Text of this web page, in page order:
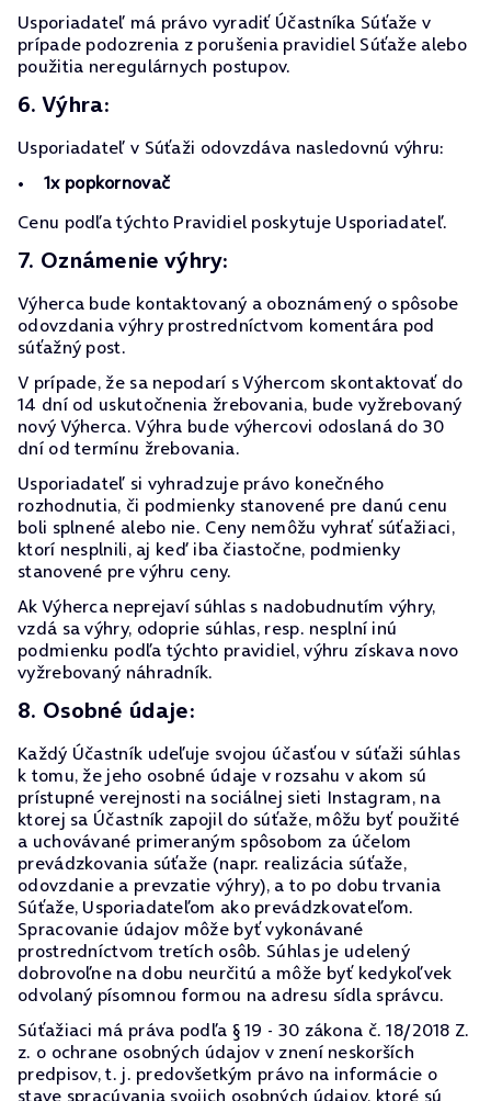
Usporiadateľ má právo vyradiť Účastníka Súťaže v
prípade podozrenia z porušenia pravidiel Súťaže alebo
použitia neregulárnych postupov.
6. Výhra:
Usporiadateľ v Súťaži odovzdáva nasledovnú výhru:
1x popkornovač
Cenu podľa týchto Pravidiel poskytuje Usporiadateľ.
7. Oznámenie výhry:
Výherca bude kontaktovaný a oboznámený o spôsobe
odovzdania výhry prostredníctvom komentára pod
súťažný post.
V prípade, že sa nepodarí s Výhercom skontaktovať do
14 dní od uskutočnenia žrebovania, bude vyžrebovaný
nový Výherca. Výhra bude výhercovi odoslaná do 30
dní od termínu žrebovania.
Usporiadateľ si vyhradzuje právo konečného
rozhodnutia, či podmienky stanovené pre danú cenu
boli splnené alebo nie. Ceny nemôžu vyhrať súťažiaci,
ktorí nesplnili, aj keď iba čiastočne, podmienky
stanovené pre výhru ceny.
Ak Výherca neprejaví súhlas s nadobudnutím výhry,
vzdá sa výhry, odoprie súhlas, resp. nesplní inú
podmienku podľa týchto pravidiel, výhru získava novo
vyžrebovaný náhradník.
8. Osobné údaje:
Každý Účastník udeľuje svojou účasťou v súťaži súhlas
k tomu, že jeho osobné údaje v rozsahu v akom sú
prístupné verejnosti na sociálnej sieti Instagram, na
ktorej sa Účastník zapojil do súťaže, môžu byť použité
a uchovávané primeraným spôsobom za účelom
prevádzkovania súťaže (napr. realizácia súťaže,
odovzdanie a prevzatie výhry), a to po dobu trvania
Súťaže, Usporiadateľom ako prevádzkovateľom.
Spracovanie údajov môže byť vykonávané
prostredníctvom tretích osôb. Súhlas je udelený
dobrovoľne na dobu neurčitú a môže byť kedykoľvek
odvolaný písomnou formou na adresu sídla správcu.
Súťažiaci má práva podľa § 19 - 30 zákona č. 18/2018 Z.
z. o ochrane osobných údajov v znení neskorších
predpisov, t. j. predovšetkým právo na informácie o
stave spracúvania svojich osobných údajov, ktoré sú